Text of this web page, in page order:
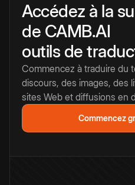
Accédez à la
de CAMB.AI
outils de
Commencez à traduire du
discours, des images, des
sites Web et diffusions en
Commencez